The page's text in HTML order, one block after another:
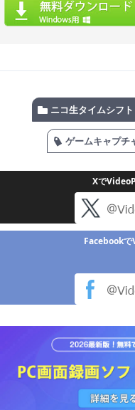
ニコ生タイムシフト
ゲームキャプチ
Xで
Facebookで